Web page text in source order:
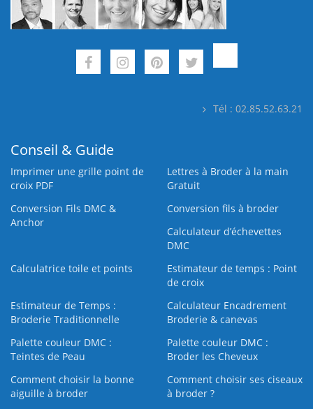
Tél : 02.85.52.63.21
Conseil & Guide
Imprimer une grille point de
croix PDF
Lettres à Broder à la main
Gratuit
Conversion Fils DMC &
Anchor
Conversion fils à broder
Calculateur d’échevettes
DMC
Calculatrice toile et points
Estimateur de temps : Point
de croix
Estimateur de Temps :
Broderie Traditionnelle
Calculateur Encadrement
Broderie & canevas
Palette couleur DMC :
Teintes de Peau
Palette couleur DMC :
Broder les Cheveux
Comment choisir la bonne
aiguille à broder
Comment choisir ses ciseaux
à broder ?